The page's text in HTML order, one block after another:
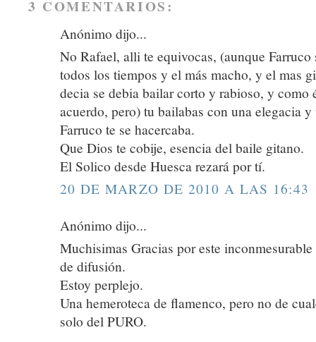
3 COMENTARIOS:
Anónimo dijo...
No Rafael, alli te equivocas, (aunque
todos los tiempos y el más macho, y el mas
decia se debia bailar corto y rabioso, y como
acuerdo, pero) tu bailabas con una elegacia
Farruco te se hacercaba.
Que Dios te cobije, esencia del baile gitano.
El Solico desde Huesca rezará por tí.
20 DE MARZO DE 2010 A LAS 16:43
Anónimo dijo...
Muchisimas Gracias por este
de difusión.
Estoy perplejo.
Una hemeroteca de flamenco, pero no de
solo del PURO.